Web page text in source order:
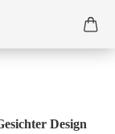
Design